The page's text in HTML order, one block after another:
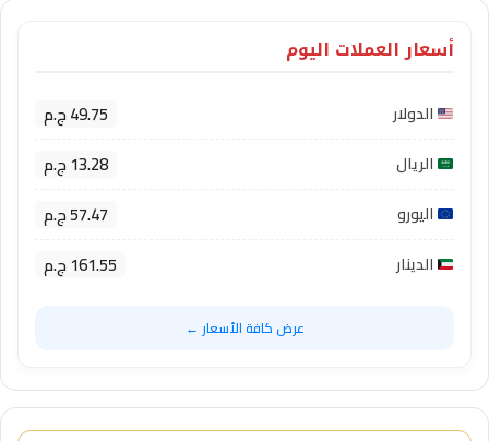
أسعار العملات اليوم
الدولار 49.75 ج.م
الريال 13.28 ج.م
اليورو 57.47 ج.م
الدينار 161.55 ج.م
عرض كافة الأسعار ←